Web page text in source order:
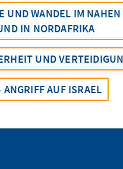
UND WANDEL IM NAHEN
IN NORDAFRIKA
UND
ANGRIFF AUF ISRAEL